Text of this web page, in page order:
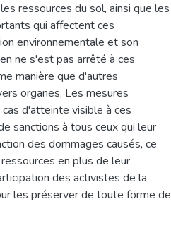
ressources du sol, ainsi que les
qui affectent ces
environnementale et son
ne s'est pas arrêté à ces
manière que d'autres
organes, Les mesures
d'atteinte visible à ces
sanctions à tous ceux qui leur
des dommages causés, ce
en plus de leur
des activistes de la
les préserver de toute forme de